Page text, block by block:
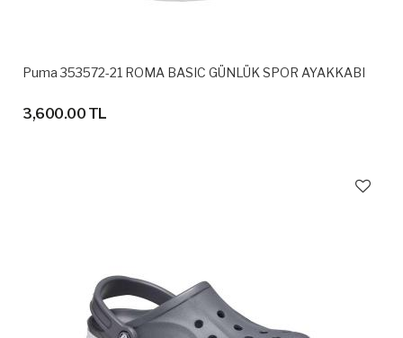
Puma 353572-21 ROMA BASIC GÜNLÜK SPOR AYAKKABI
3,600.00 TL